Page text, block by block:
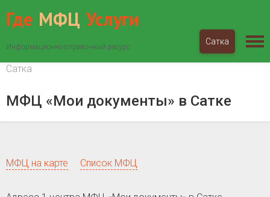
Где МФЦ Услуги
Информационно-справочный ресурс
Сатка
Челябинская область
Сатка
МФЦ «Мои документы» в Сатке
МФЦ на карте Список МФЦ